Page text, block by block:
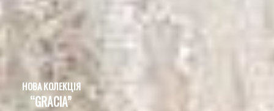
НОВА КОЛЕКЦІЯ
“GRACIA”